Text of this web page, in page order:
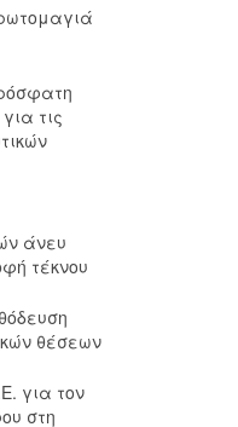
τις
άνευ
τέκνου
θέσεων
για τον
στη